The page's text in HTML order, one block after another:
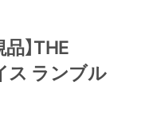
】THE
ス ランブル